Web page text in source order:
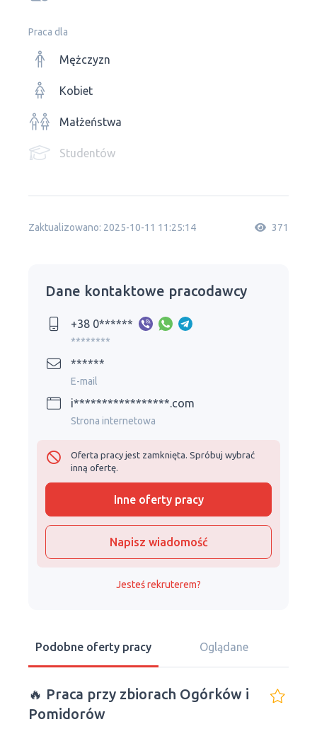
Praca dla
Mężczyzn
Kobiet
Małżeństwa
Studentów
Zaktualizowano: 2025-10-11 11:25:14 371
Dane kontaktowe pracodawcy
+38 0******
********
******
E-mail
i*****************.com
Strona internetowa
Oferta pracy jest zamknięta. Spróbuj wybrać
inną ofertę.
Inne oferty pracy
Napisz wiadomość
Jesteś rekruterem?
Podobne oferty pracy Oglądane
🔥 Praca przy zbiorach Ogórków i
Pomidorów